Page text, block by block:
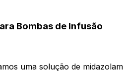
Bombas de Infusão
uma solução de midazolam